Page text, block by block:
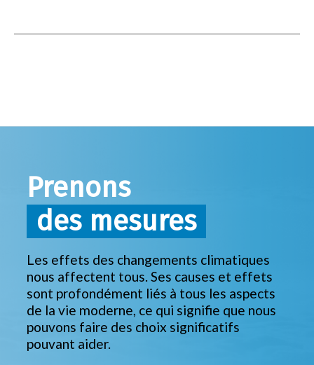
Prenons
des mesures
Les effets des changements climatiques
nous affectent tous. Ses causes et effets
sont profondément liés à tous les aspects
de la vie moderne, ce qui signifie que nous
pouvons faire des choix significatifs
pouvant aider.